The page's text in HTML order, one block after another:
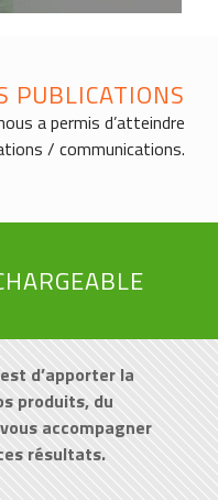
PUBLICATIONS
a permis d’atteindre
/ communications.
d’apporter la
produits, du
accompagner
résultats.